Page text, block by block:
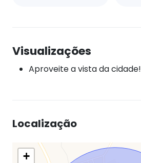
Visualizações
Aproveite a vista da cidade!
Localização
+